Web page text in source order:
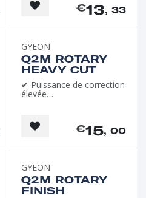
€13, 33
GYEON
Q2M ROTARY
HEAVY CUT
✔ Puissance de correction
élevée
€15, 00
GYEON
Q2M ROTARY
FINISH